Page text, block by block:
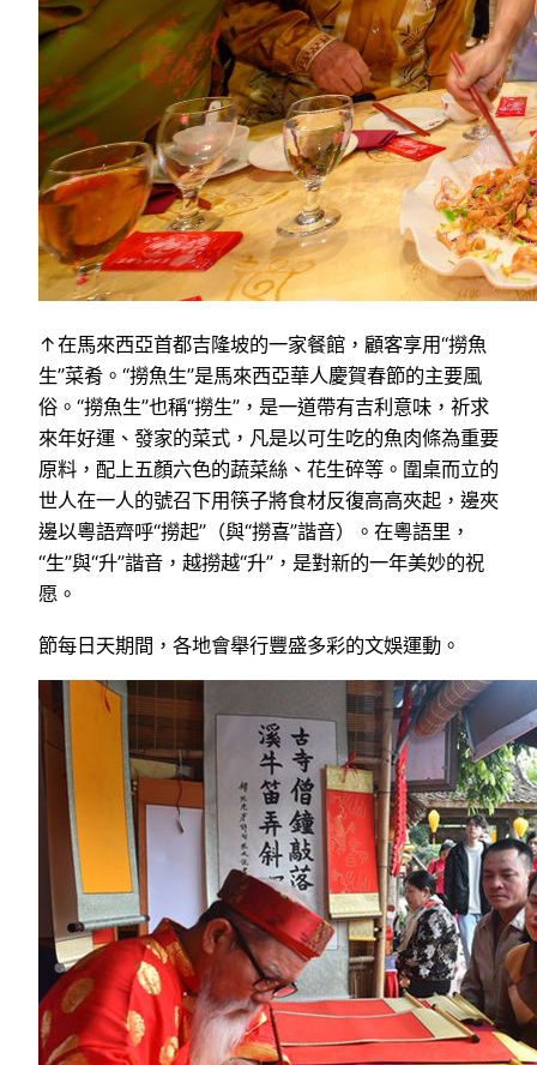
↑在馬來西亞首都吉隆坡的一家餐館，顧客享用“撈魚
生”菜肴。“撈魚生”是馬來西亞華人慶賀春節的主要風
俗。“撈魚生”也稱“撈生”，是一道帶有吉利意味，祈求
來年好運、發家的菜式，凡是以可生吃的魚肉條為重要
原料，配上五顏六色的蔬菜絲、花生碎等。圍桌而立的
世人在一人的號召下用筷子將食材反復高高夾起，邊夾
邊以粵語齊呼“撈起”（與“撈喜”諧音）。在粵語里，
“生”與“升”諧音，越撈越“升”，是對新的一年美妙的祝
愿。
節每日天期間，各地會舉行豐盛多彩的文娛運動。